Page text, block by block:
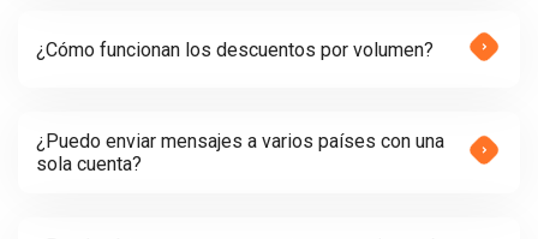
¿Cómo funcionan los descuentos por volumen?
¿Puedo enviar mensajes a varios países con una
sola cuenta?